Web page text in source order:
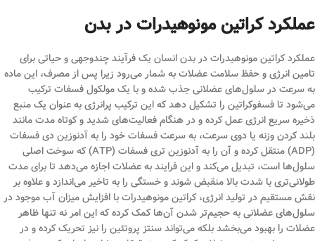
عملکرد کراتین مونوهیدرات در بدن
عملکرد کراتین مونوهیدرات در بدن انسان یک فرآیند چندوجهی و حیاتی برای
تامین انرژی و حفظ سلامت عضلات به شمار می‌رود زیرا پس از مصرف، این ماده
به سرعت در سلول‌های عضلانی جذب شده و با یک مولکول فسفات ترکیب
می‌شود تا فسفوکراتین را تشکیل دهد که این ترکیب پرانرژی به عنوان یک منبع
ذخیره سریع انرژی عمل کرده و در هنگام فعالیت‌های شدید و کوتاه مدت مانند
بلند کردن وزنه یا دوی سرعت، به سرعت فسفات خود را به آدنوزین دی فسفات
(ADP) منتقل کرده و آن را به آدنوزین تری فسفات (ATP) که سوخت اصلی
سلول‌ها است، تبدیل می‌کند و این فرایند به عضلات اجازه می‌دهد تا برای مدت
طولانی‌تری با شدت بالا منقبض شوند و خستگی را به تاخیر می‌اندازد و علاوه بر
نقش مستقیم در تولید انرژی، کراتین مونوهیدرات با افزایش میزان آب موجود در
سلول‌های عضلانی به حجیم‌تر شدن آن‌ها کمک کرده که این امر نه تنها ظاهر
عضلات را بهبود می‌بخشد بلکه می‌تواند سنتز پروتئین را نیز تحریک کرده و در